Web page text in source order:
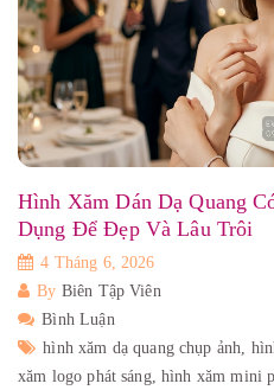
Hình Xăm Dán Dạ Quang
Dụng Để Đẹp Và Lâu Trôi
4 Tháng 6, 2026
By Biên Tập Viên
Bình Luận
hình xăm dạ quang chụp ảnh,
xăm logo phát sáng,hình xăm mini